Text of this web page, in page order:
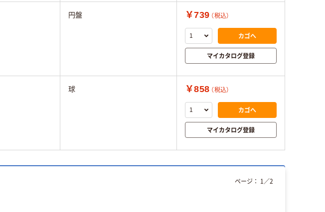
円盤 ￥739 （税込）
カゴへ
マイカタログ登録
球 ￥858 （税込）
カゴへ
マイカタログ登録
ページ： 1 ／2